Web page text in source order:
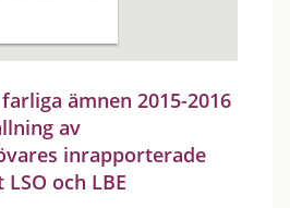
ämnen 2015-2016
av
inrapporterade
och LBE